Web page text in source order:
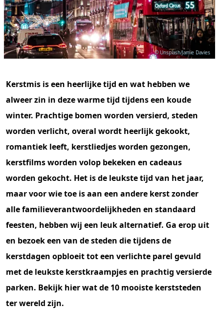
© Unsplash/Jamie Davies
Kerstmis is een heerlijke tijd en wat hebben we
alweer zin in deze warme tijd tijdens een koude
winter. Prachtige bomen worden versierd, steden
worden verlicht, overal wordt heerlijk gekookt,
romantiek leeft, kerstliedjes worden gezongen,
kerstfilms worden volop bekeken en cadeaus
worden gekocht. Het is de leukste tijd van het jaar,
maar voor wie toe is aan een andere kerst zonder
alle familieverantwoordelijkheden en standaard
feesten, hebben wij een leuk alternatief. Ga erop uit
en bezoek een van de steden die tijdens de
kerstdagen opbloeit tot een verlichte parel gevuld
met de leukste kerstkraampjes en prachtig versierde
parken. Bekijk hier wat de 10 mooiste kerststeden
ter wereld zijn.